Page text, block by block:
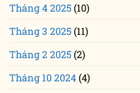
Tháng 4 2025(10)
Tháng 3 2025(11)
Tháng 2 2025(2)
Tháng 10 2024(4)